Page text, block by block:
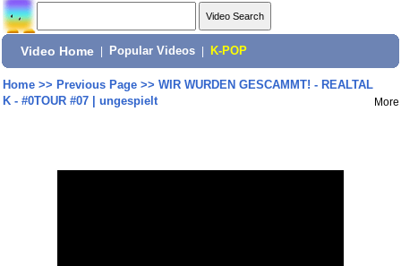
Video Home Popular Videos K-POP
Home>> Previous Page>> WIR WURDEN GESCAMMT! - REALTAL
K - #0TOUR #07 | ungespielt
More